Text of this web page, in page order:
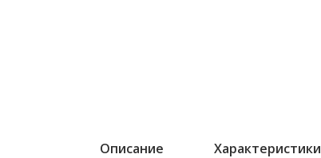
Описание Характеристики